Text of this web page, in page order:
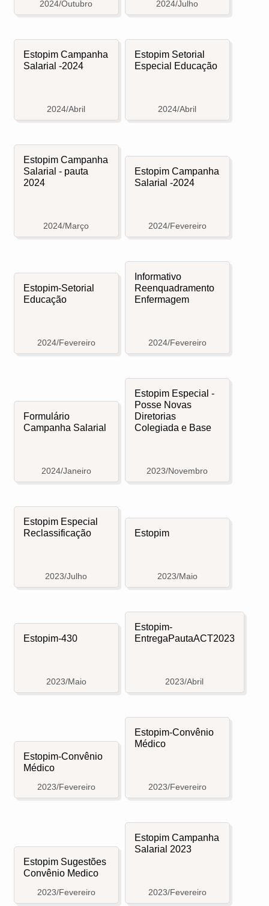
2024/Outubro 2024/Julho
Estopim Campanha
Salarial -2024
2024/Abril
Estopim Setorial
Especial Educação
2024/Abril
Estopim Campanha
Salarial - pauta
2024
2024/Março
Estopim Campanha
Salarial -2024
2024/Fevereiro
Estopim-Setorial
Educação
2024/Fevereiro
Informativo
Reenquadramento
Enfermagem
2024/Fevereiro
Formulário
Campanha Salarial
2024/Janeiro
Estopim Especial -
Posse Novas
Diretorias
Colegiada e Base
2023/Novembro
Estopim Especial
Reclassificação
2023/Julho
Estopim
2023/Maio
Estopim-430
2023/Maio
Estopim-
EntregaPautaACT2023
2023/Abril
Estopim-Convênio
Médico
2023/Fevereiro
Estopim-Convênio
Médico
2023/Fevereiro
Estopim Sugestões
Convênio Medico
2023/Fevereiro
Estopim Campanha
Salarial 2023
2023/Fevereiro